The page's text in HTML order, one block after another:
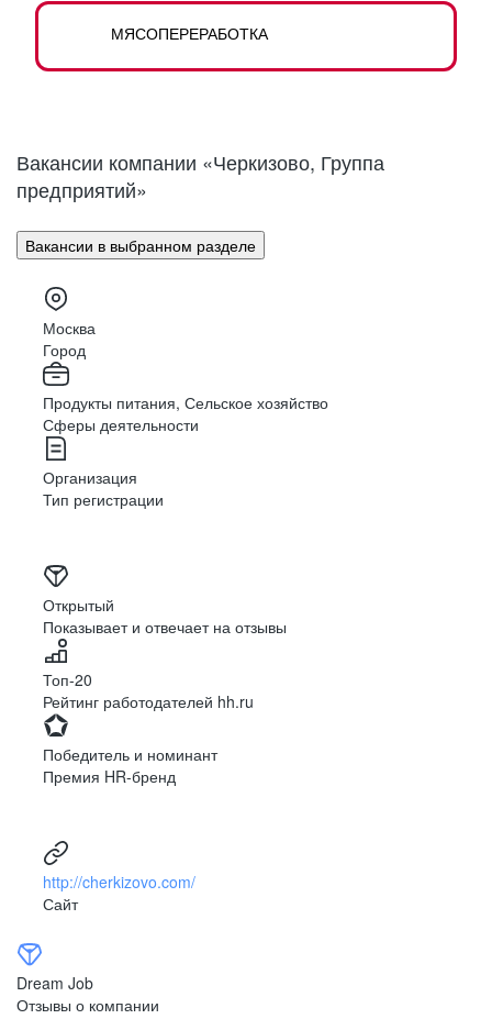
ИТ
подсобные рабочие.
ТРАНСПОРТ И ЛОГИСТИКА
Водители, диспетчеры, автомеханики,
весовщики.
МЕРЧЕНДАЙЗЕРЫ
Стационарные, мобильные
МЯСОПЕРЕРАБОТКА
Вакансии компании «Черкизово, Группа
предприятий»
Вакансии в выбранном разделе
Москва
Город
Продукты питания, Сельское хозяйство
Сферы деятельности
Организация
Тип регистрации
Открытый
Показывает и отвечает на отзывы
Топ-20
Рейтинг работодателей hh.ru
Победитель и номинант
Премия HR-бренд
http://cherkizovo.com/
Сайт
Dream Job
Отзывы о компании